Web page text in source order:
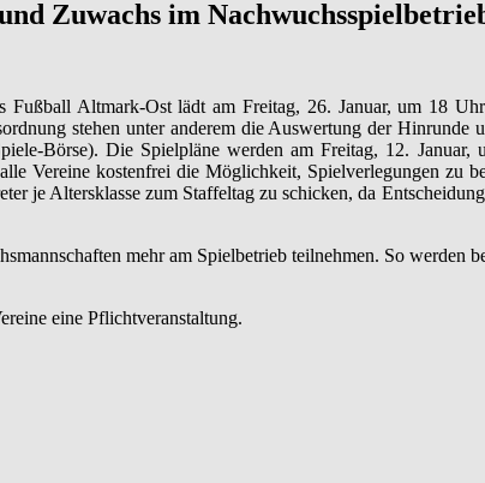
Zuwachs im
Fußball Altmark-Ost lädt am Freitag, 26. Januar, um 18
stehen unter anderem die Auswertung der
Börse). Die Spielpläne werden am Freitag, 12.
Vereine kostenfrei die Möglichkeit, Spielverlegungen zu
je Altersklasse zum Staffeltag zu schicken, da
mehr am Spielbetrieb teilnehmen. So
eine Pflichtveranstaltung.